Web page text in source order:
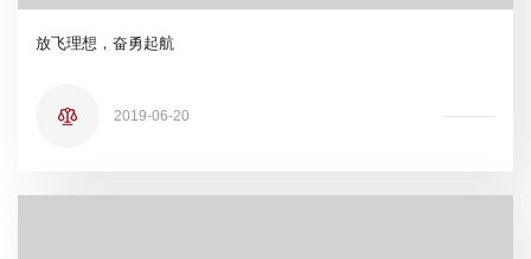
放飞理想，奋勇起航
2019-06-20